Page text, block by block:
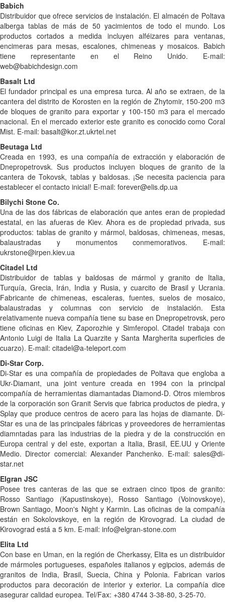
Babich
Distribuidor que ofrece servicios de instalación. El almacén de Poltava
alberga tablas de más de 50 yacimientos de todo el mundo. Los
productos cortados a medida incluyen alféizares para ventanas,
encimeras para mesas, escalones, chimeneas y mosaicos. Babich
tiene representante en el Reino Unido. E-mail:
web@babichdesign.com
Basalt Ltd
El fundador principal es una empresa turca. Al año se extraen, de la
cantera del distrito de Korosten en la región de Zhytomir, 150-200 m3
de bloques de granito para exportar y 100-150 m3 para el mercado
nacional. En el mercado exterior este granito es conocido como Coral
Mist. E-mail: basalt@kor.zt.ukrtel.net
Beutaga Ltd
Creada en 1993, es una compañía de extracción y elaboración de
Dnepropetrovsk. Sus productos incluyen bloques de granito de la
cantera de Tokovsk, tablas y baldosas. ¡Se necesita paciencia para
establecer el contacto inicial! E-mail: forever@elis.dp.ua
Bilychi Stone Co.
Una de las dos fábricas de elaboración que antes eran de propiedad
estatal, en las afueras de Kiev. Ahora es de propiedad privada, sus
productos: tablas de granito y mármol, baldosas, chimeneas, mesas,
balaustradas y monumentos conmemorativos. E-mail:
ukrstone@irpen.kiev.ua
Citadel Ltd
Distribuidor de tablas y baldosas de mármol y granito de Italia,
Turquía, Grecia, Irán, India y Rusia, y cuarcito de Brasil y Ucrania.
Fabricante de chimeneas, escaleras, fuentes, suelos de mosaico,
balaustradas y columnas con servicio de instalación. Esta
relativamente nueva compañía tiene su base en Dnepropetrovsk, pero
tiene oficinas en Kiev, Zaporozhie y Simferopol. Citadel trabaja con
Antonio Luigi de Italia La Quarzite y Santa Margherita superficies de
cuarzo). E-mail: citadel@a-teleport.com
Di-Star Corp.
Di-Star es una compañía de propiedades de Poltava que engloba a
Ukr-Diamant, una joint venture creada en 1994 con la principal
compañía de herramientas diamantadas Diamond-D. Otros miembros
de la corporación son Granit Servis que fabrica productos de piedra, y
Splay que produce centros de acero para las hojas de diamante. Di-
Star es una de las principales fábricas y proveedores de herramientas
diamntadas para las industrias de la piedra y de la construcción en
Europa central y del este, exportan a Italia, Brasil, EE.UU y Oriente
Medio. Director comercial: Alexander Panchenko. E-mail: sales@di-
star.net
Elgran JSC
Posee tres canteras de las que se extraen cinco tipos de granito:
Rosso Santiago (Kapustinskoye), Rosso Santiago (Voinovskoye),
Brown Santiago, Moon's Night y Karmin. Las oficinas de la compañía
están en Sokolovskoye, en la región de Kirovograd. La ciudad de
Kirovograd está a 5 km. E-mail: info@elgran-stone.com
Elita Ltd
Con base en Uman, en la región de Cherkassy, Elita es un distribuidor
de mármoles portugueses, españoles italianos y egipcios, además de
granitos de India, Brasil, Suecia, China y Polonia. Fabrican varios
productos para decoración de interior y exterior. La compañía dice
asegurar calidad europea. Tel/Fax: +380 4744 3-38-80, 3-25-70.